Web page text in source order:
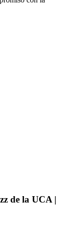
de la UCA |